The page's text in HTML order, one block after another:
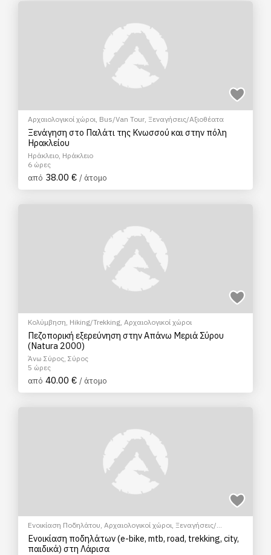
Αρχαιολογικοί χώροι, Bus/Van Tour, Ξεναγήσεις/Αξιοθέατα
Ξενάγηση στο Παλάτι της Κνωσσού και στην πόλη
Ηρακλείου
Ηράκλειο, Ηράκλειο
6 ώρες
από 38.00 € / άτομο
Κολύμβηση, Hiking/Trekking, Αρχαιολογικοί χώροι
Πεζοπορική εξερεύνηση στην Απάνω Μεριά Σύρου
(Natura 2000)
Άνω Σύρος, Σύρος
5 ώρες
από 40.00 € / άτομο
Ενοικίαση Ποδηλάτου, Αρχαιολογικοί χώροι, Ξεναγήσεις/
Αξιοθέατα
Πεζοπορία Πόλης Πολιτιστικά - Πολιτισμικά
Ενοικίαση ποδηλάτων (e-bike, mtb, road, trekking, city,
παιδικά) στη Λάρισα